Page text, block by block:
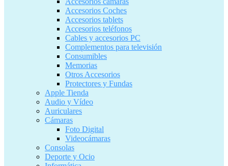
Accesorios Coches
Accesorios tablets
Accesorios teléfonos
Cables y accesorios PC
Complementos para televisión
Consumibles
Memorias
Otros Accesorios
Protectores y Fundas
Apple Tienda
Audio y Vídeo
Auriculares
Cámaras
Foto Digital
Videocámaras
Consolas
Deporte y Ocio